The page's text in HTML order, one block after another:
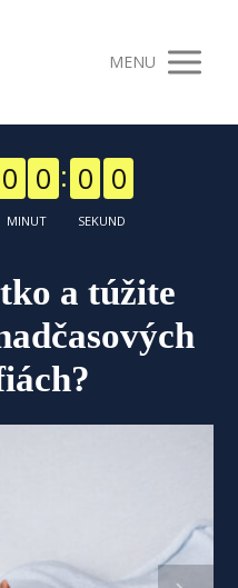
MENU
0 0
MINUT
0 0
SEKUND
a túžite